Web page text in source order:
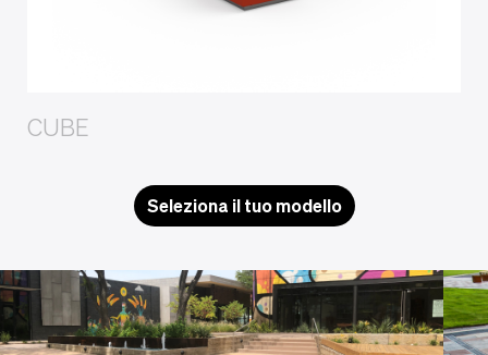
CUBE
Seleziona il tuo modello